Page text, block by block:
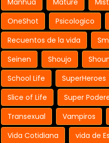
OneShot
Psicologico
Recuentos de la vida
Seinen
Shoujo
School Life
SuperHeroes
Slice of Life
Super
Transexual
Vampiros
Vida Cotidiana
vida de